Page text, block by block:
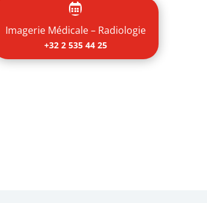

Imagerie Médicale – Radiologie
+32 2 535 44 25